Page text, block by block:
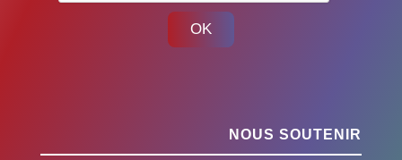
OK
NOUS SOUTENIR